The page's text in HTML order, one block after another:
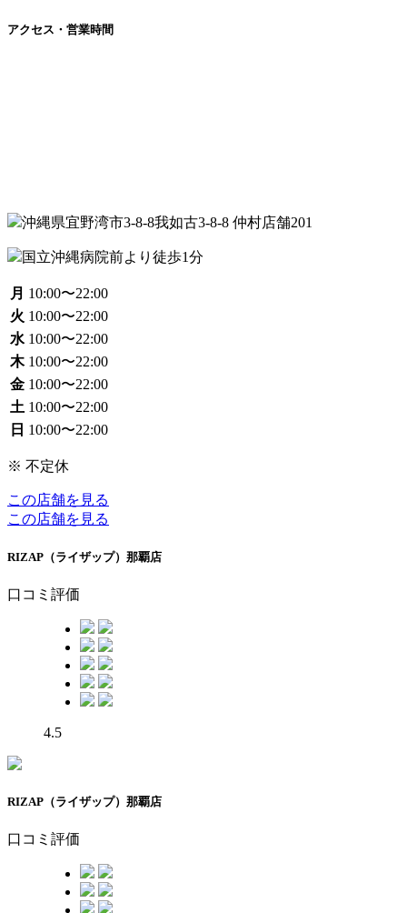
アクセス・営業時間
沖縄県宜野湾市3-8-8我如古3-8-8 仲村店舗201
国立沖縄病院前より徒歩1分
月 10:00〜22:00
火 10:00〜22:00
水 10:00〜22:00
木 10:00〜22:00
金 10:00〜22:00
土 10:00〜22:00
日 10:00〜22:00
※ 不定休
この店舗を見る
この店舗を見る
RIZAP（ライザップ）那覇店
口コミ評価
4.5
RIZAP（ライザップ）那覇店
口コミ評価